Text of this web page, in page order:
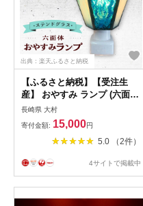
出典：楽天ふるさと納税
【ふるさと納税】【受注生
産】 おやすみ ランプ (六面
体) ステンドグラス 水色 / 照
明 ライト ランプ ステンドグ
ラス / 大村市 / ステンドグラ
ス工房ウォークオン
長崎県 大村
寄付金額: 15,000円
5.0 （2件）
4サイトで掲載中